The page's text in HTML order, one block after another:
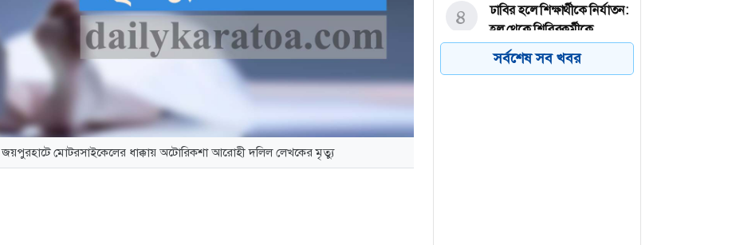
জয়পুরহাটে মোটরসাইকেলের ধাক্কায় অটোরিকশা আরোহী দলিল লেখকের মৃত্যু
ঢাবির হলে শিক্ষার্থীকে নির্যাতন:
হল থেকে শিবিরকর্মীকে
বহিষ্কার
৪
সর্বশেষ সব খবর